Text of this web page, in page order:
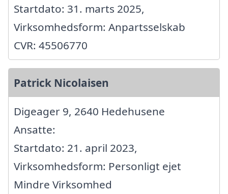
Startdato: 31. marts 2025,
Virksomhedsform: Anpartsselskab
CVR: 45506770
Patrick Nicolaisen
Digeager 9, 2640 Hedehusene
Ansatte:
Startdato: 21. april 2023,
Virksomhedsform: Personligt ejet
Mindre Virksomhed